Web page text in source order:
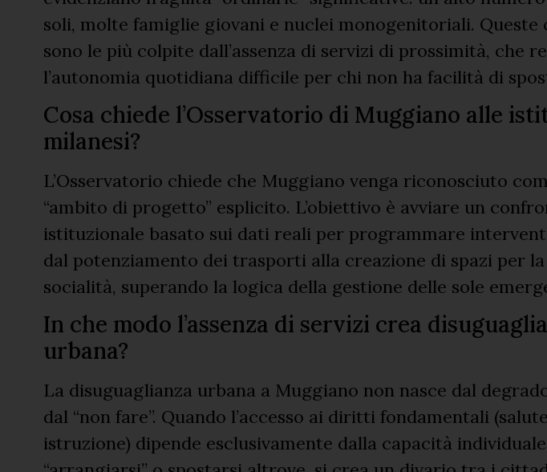
soli, molte famiglie giovani e nuclei monogenitoriali. Queste
sono le più colpite dall’assenza di servizi di prossimità, che
l’autonomia quotidiana difficile per chi non ha facilità di
Cosa chiede l’Osservatorio di Muggiano alle
milanesi?
L’Osservatorio chiede che Muggiano venga riconosciuto
“ambito di progetto” esplicito. L’obiettivo è avviare un
istituzionale basato sui dati reali per programmare
dal potenziamento dei trasporti alla creazione di spazi per
socialità, superando la logica della gestione delle sole
In che modo l’assenza di servizi crea
urbana?
La disuguaglianza urbana a Muggiano non nasce dal
dal “non fare”. Quando l’accesso ai diritti fondamentali
istruzione) dipende esclusivamente dalla capacità